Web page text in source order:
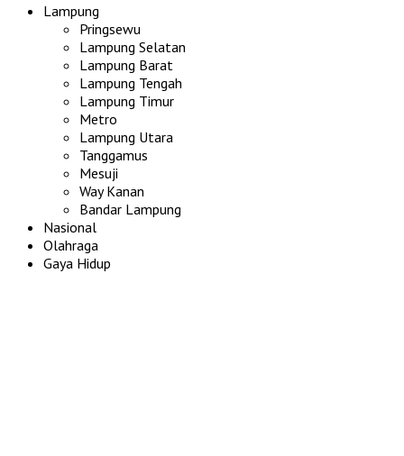
Lampung
Pringsewu
Lampung Selatan
Lampung Barat
Lampung Tengah
Lampung Timur
Metro
Lampung Utara
Tanggamus
Mesuji
Way Kanan
Bandar Lampung
Nasional
Olahraga
Gaya Hidup